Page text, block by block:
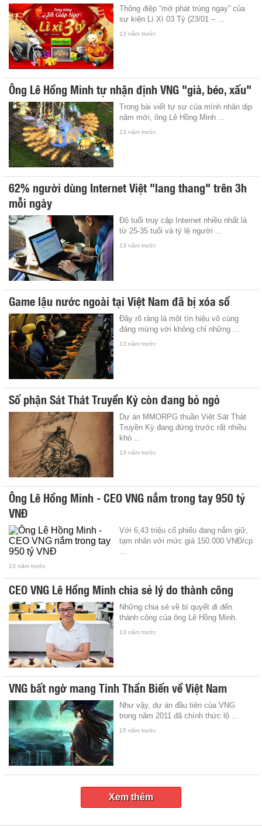
Thông điệp “mở phát trúng ngay” của
sự kiện Lì Xì 03 Tỷ (23/01 – ...
13 năm trước
Ông Lê Hồng Minh tự nhận định VNG "già, béo, xấu"
Trong bài viết tự sự của mình nhân dịp
năm mới, ông Lê Hồng Minh ...
13 năm trước
62% người dùng Internet Việt "lang thang" trên 3h
mỗi ngày
Độ tuổi truy cập Internet nhiều nhất là
từ 25-35 tuổi và tỷ lệ người ...
13 năm trước
Game lậu nước ngoài tại Việt Nam đã bị xóa sổ
Đây rõ ràng là một tín hiệu vô cùng
đáng mừng với không chỉ những ...
13 năm trước
Số phận Sát Thát Truyền Kỳ còn đang bỏ ngỏ
Dự án MMORPG thuần Việt Sát Thát
Truyền Kỳ đang đứng trước rất nhiều
khó ...
13 năm trước
Ông Lê Hồng Minh - CEO VNG nắm trong tay 950 tỷ
VNĐ
Với 6,43 triệu cổ phiếu đang nắm giữ,
tạm nhân với mức giá 150.000 VNĐ/cp
13 năm trước
CEO VNG Lê Hồng Minh chia sẻ lý do thành công
Những chia sẻ về bí quyết đi đến
thành công của ông Lê Hồng Minh.
13 năm trước
VNG bất ngờ mang Tinh Thần Biến về Việt Nam
Như vậy, dự án đầu tiên của VNG
trong năm 2011 đã chính thức lộ ...
15 năm trước
Xem thêm